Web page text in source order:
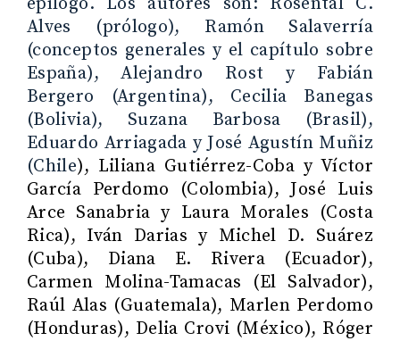
Alves (prólogo), Ramón Salaverría
(conceptos generales y el capítulo sobre
España), Alejandro Rost y Fabián
Bergero (Argentina), Cecilia Banegas
(Bolivia), Suzana Barbosa (Brasil),
Eduardo Arriagada y José Agustín Muñiz
(Chile), Liliana Gutiérrez-Coba y Víctor
García Perdomo (Colombia), José Luis
Arce Sanabria y Laura Morales (Costa
Rica), Iván Darias y Michel D. Suárez
(Cuba), Diana E. Rivera (Ecuador),
Carmen Molina-Tamacas (El Salvador),
Raúl Alas (Guatemala), Marlen Perdomo
(Honduras), Delia Crovi (México), Róger